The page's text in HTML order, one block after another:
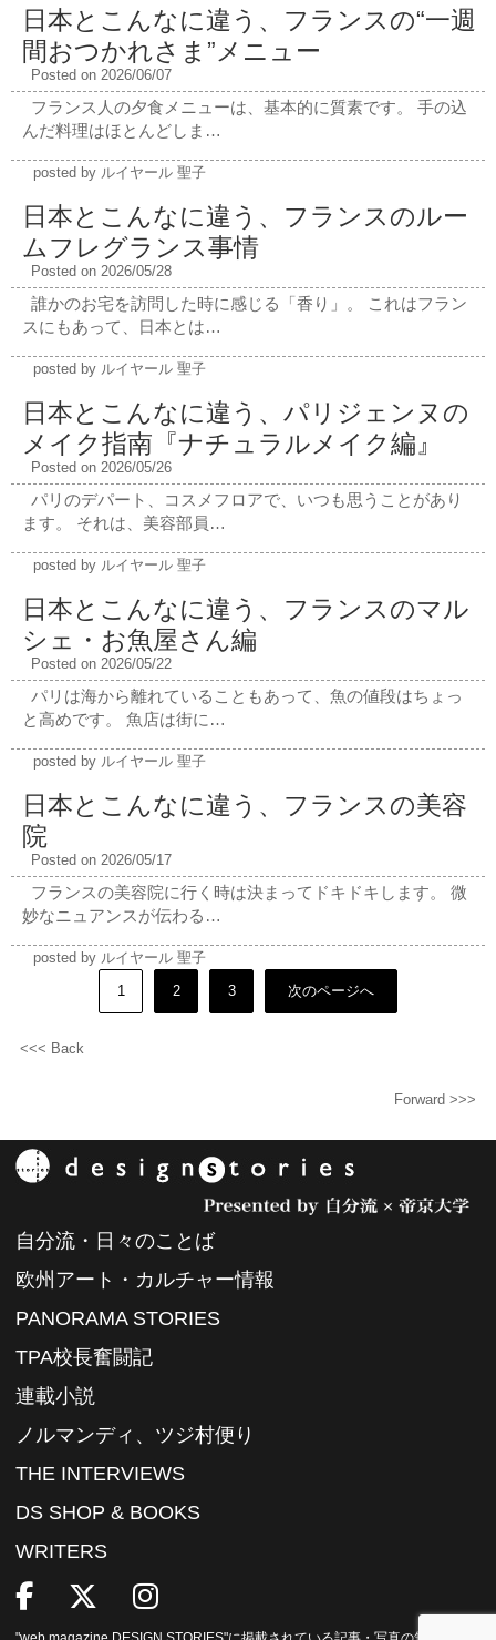
日本とこんなに違う、フランスの“一週
間おつかれさま”メニュー
Posted on 2026/06/07
フランス人の夕食メニューは、基本的に質素です。 手の込
んだ料理はほとんどしま…
posted by ルイヤール 聖子
日本とこんなに違う、フランスのルー
ムフレグランス事情
Posted on 2026/05/28
誰かのお宅を訪問した時に感じる「香り」。 これはフラン
スにもあって、日本とは…
posted by ルイヤール 聖子
日本とこんなに違う、パリジェンヌの
メイク指南『ナチュラルメイク編』
Posted on 2026/05/26
パリのデパート、コスメフロアで、いつも思うことがあり
ます。 それは、美容部員…
posted by ルイヤール 聖子
日本とこんなに違う、フランスのマル
シェ・お魚屋さん編
Posted on 2026/05/22
パリは海から離れていることもあって、魚の値段はちょっ
と高めです。 魚店は街に…
posted by ルイヤール 聖子
日本とこんなに違う、フランスの美容
院
Posted on 2026/05/17
フランスの美容院に行く時は決まってドキドキします。 微
妙なニュアンスが伝わる…
posted by ルイヤール 聖子
1
2 3 次のページへ
<<< Back
Forward >>>
自分流・日々のことば
欧州アート・カルチャー情報
PANORAMA STORIES
TPA校長奮闘記
連載小説
ノルマンディ、ツジ村便り
THE INTERVIEWS
DS SHOP & BOOKS
WRITERS